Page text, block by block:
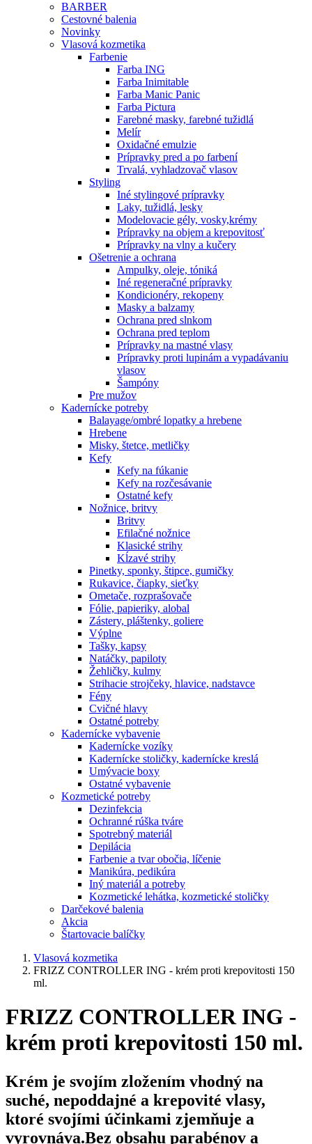
BARBER
Cestovné balenia
Novinky
Vlasová kozmetika
Farbenie
Farba ING
Farba Inimitable
Farba Manic Panic
Farba Pictura
Farebné masky, farebné tužidlá
Melír
Oxidačné emulzie
Prípravky pred a po farbení
Trvalá, vyhladzovač vlasov
Styling
Iné stylingové prípravky
Laky, tužidlá, lesky
Modelovacie gély, vosky,krémy
Prípravky na objem a krepovitosť
Prípravky na vlny a kučery
Ošetrenie a ochrana
Ampulky, oleje, tóniká
Iné regeneračné prípravky
Kondicionéry, rekopeny
Masky a balzamy
Ochrana pred slnkom
Ochrana pred teplom
Prípravky na mastné vlasy
Prípravky proti lupinám a vypadávaniu
vlasov
Šampóny
Pre mužov
Kadernícke potreby
Balayage/ombré lopatky a hrebene
Hrebene
Misky, štetce, metličky
Kefy
Kefy na fúkanie
Kefy na rozčesávanie
Ostatné kefy
Nožnice, britvy
Britvy
Efilačné nožnice
Klasické strihy
Kĺzavé strihy
Pinetky, sponky, štipce, gumičky
Rukavice, čiapky, sieťky
Ometače, rozprašovače
Fólie, papieriky, alobal
Zástery, pláštenky, goliere
Výplne
Tašky, kapsy
Natáčky, papiloty
Žehličky, kulmy
Strihacie strojčeky, hlavice, nadstavce
Fény
Cvičné hlavy
Ostatné potreby
Kadernícke vybavenie
Kadernícke vozíky
Kadernícke stoličky, kadernícke kreslá
Umývacie boxy
Ostatné vybavenie
Kozmetické potreby
Dezinfekcia
Ochranné rúška tváre
Spotrebný materiál
Depilácia
Farbenie a tvar obočia, líčenie
Manikúra, pedikúra
Iný materiál a potreby
Kozmetické lehátka, kozmetické stoličky
Darčekové balenia
Akcia
Štartovacie balíčky
Vlasová kozmetika
FRIZZ CONTROLLER ING - krém proti krepovitosti 150
ml.
FRIZZ CONTROLLER ING -
krém proti krepovitosti 150 ml.
Krém je svojím zložením vhodný na
suché, nepoddajné a krepovité vlasy,
ktoré svojími účinkami zjemňuje a
vyrovnáva.Bez obsahu parabénov a